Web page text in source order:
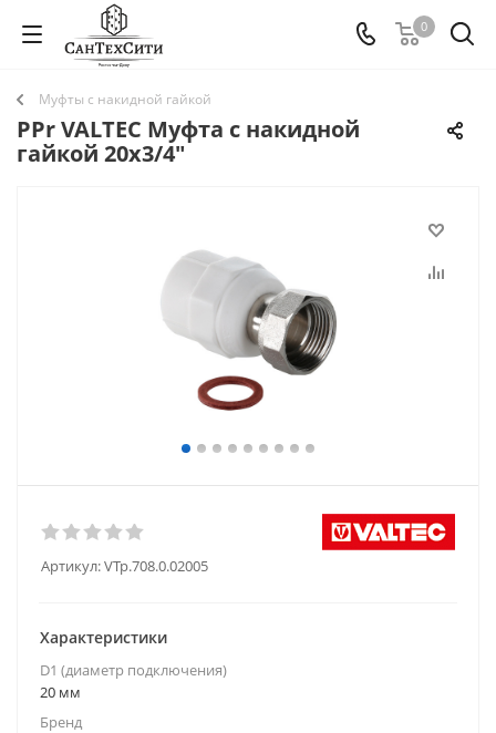
0
Муфты с накидной гайкой
PPr VALTEC Муфта c накидной
гайкой 20х3/4"
Артикул:VTp.708.0.02005
Характеристики
D1 (диаметр подключения)
20 мм
Бренд